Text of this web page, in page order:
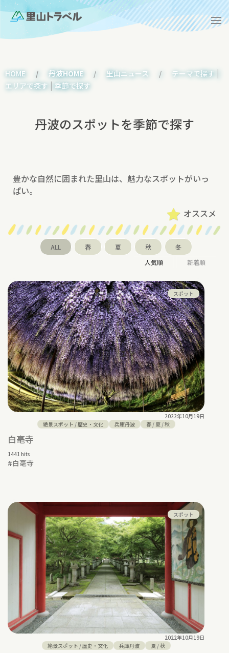
HOME 丹波HOME 里山ニュース テーマで探す |
エリアで探す |季節で探す
丹波のスポットを季節で探す
豊かな自然に囲まれた里山は、魅力なスポットがいっ
ぱい。
オススメ
ALL 春 夏 秋
冬
人気順
新着順
スポット
2022年10月19日
絶景スポット /歴史・文化 兵庫丹波 春/ 夏/秋
白毫寺
1441 hits
#白毫寺
スポット
2022年10月19日
絶景スポット /歴史・文化 兵庫丹波 夏/秋